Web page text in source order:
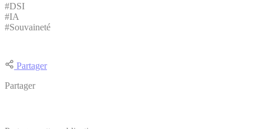
#DSI
#IA
#Souvaineté
Partager
Partager